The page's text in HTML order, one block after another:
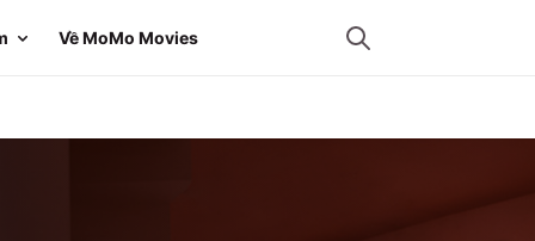
Về MoMo Movies